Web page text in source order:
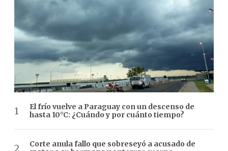
El frío vuelve a Paraguay con un descenso de
hasta 10°C: ¿Cuándo y por cuánto tiempo?
Corte anula fallo que sobreseyó a acusado de